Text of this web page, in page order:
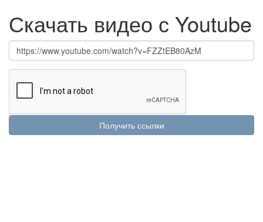
Скачать видео с Youtube
Получить ссылки